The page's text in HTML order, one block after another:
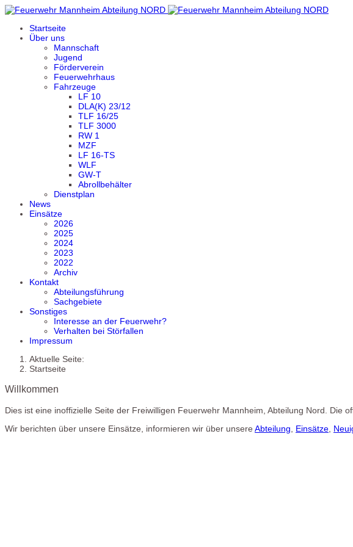
Startseite
Über uns
Mannschaft
Jugend
Förderverein
Feuerwehrhaus
Fahrzeuge
LF 10
DLA(K) 23/12
TLF 16/25
TLF 3000
RW 1
MZF
LF 16-TS
WLF
GW-T
Abrollbehälter
Dienstplan
News
Einsätze
2026
2025
2024
2023
2022
Archiv
Kontakt
Abteilungsführung
Sachgebiete
Sonstiges
Interesse an der Feuerwehr?
Verhalten bei Störfallen
Impressum
Aktuelle Seite:
Startseite
Willkommen
Dies ist eine inoffizielle Seite der Freiwilligen Feuerwehr Mannheim, Abteilung Nord. Die
Wir berichten über unsere Einsätze, informieren wir über unsere Abteilung Einsätze